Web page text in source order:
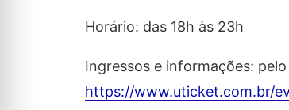
Horário: das 18h às 23h
Ingressos e informações:
https://www.uticket.com.br/